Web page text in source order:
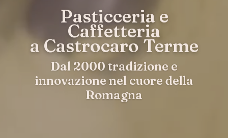
Pasticceria e
Caffetteria
a Castrocaro Terme
Dal 2000 tradizione e
innovazione nel cuore della
Romagna